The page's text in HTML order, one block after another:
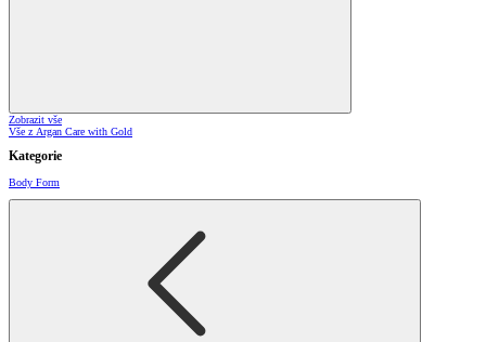
Zobrazit vše
Vše z Argan Care with Gold
Kategorie
Body Form